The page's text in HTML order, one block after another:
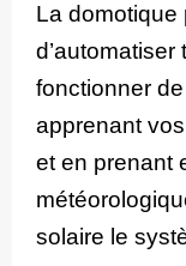
La domotique
fonctionner
apprenant
et en prenant
solaire le